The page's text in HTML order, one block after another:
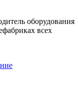
оборудования
всех